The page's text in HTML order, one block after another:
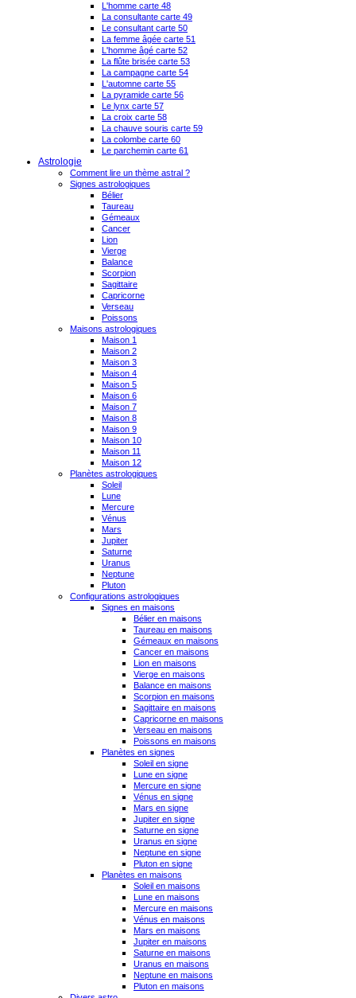
L'homme carte 48
La consultante carte 49
Le consultant carte 50
La femme âgée carte 51
L'homme âgé carte 52
La flûte brisée carte 53
La campagne carte 54
L'automne carte 55
La pyramide carte 56
Le lynx carte 57
La croix carte 58
La chauve souris carte 59
La colombe carte 60
Le parchemin carte 61
Astrologie
Comment lire un thème astral ?
Signes astrologiques
Bélier
Taureau
Gémeaux
Cancer
Lion
Vierge
Balance
Scorpion
Sagittaire
Capricorne
Verseau
Poissons
Maisons astrologiques
Maison 1
Maison 2
Maison 3
Maison 4
Maison 5
Maison 6
Maison 7
Maison 8
Maison 9
Maison 10
Maison 11
Maison 12
Planètes astrologiques
Soleil
Lune
Mercure
Vénus
Mars
Jupiter
Saturne
Uranus
Neptune
Pluton
Configurations astrologiques
Signes en maisons
Bélier en maisons
Taureau en maisons
Gémeaux en maisons
Cancer en maisons
Lion en maisons
Vierge en maisons
Balance en maisons
Scorpion en maisons
Sagittaire en maisons
Capricorne en maisons
Verseau en maisons
Poissons en maisons
Planètes en signes
Soleil en signe
Lune en signe
Mercure en signe
Vénus en signe
Mars en signe
Jupiter en signe
Saturne en signe
Uranus en signe
Neptune en signe
Pluton en signe
Planètes en maisons
Soleil en maisons
Lune en maisons
Mercure en maisons
Vénus en maisons
Mars en maisons
Jupiter en maisons
Saturne en maisons
Uranus en maisons
Neptune en maisons
Pluton en maisons